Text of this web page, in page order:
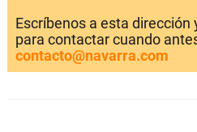
Escríbenos a esta
para contactar cuando
contacto@navarra.com